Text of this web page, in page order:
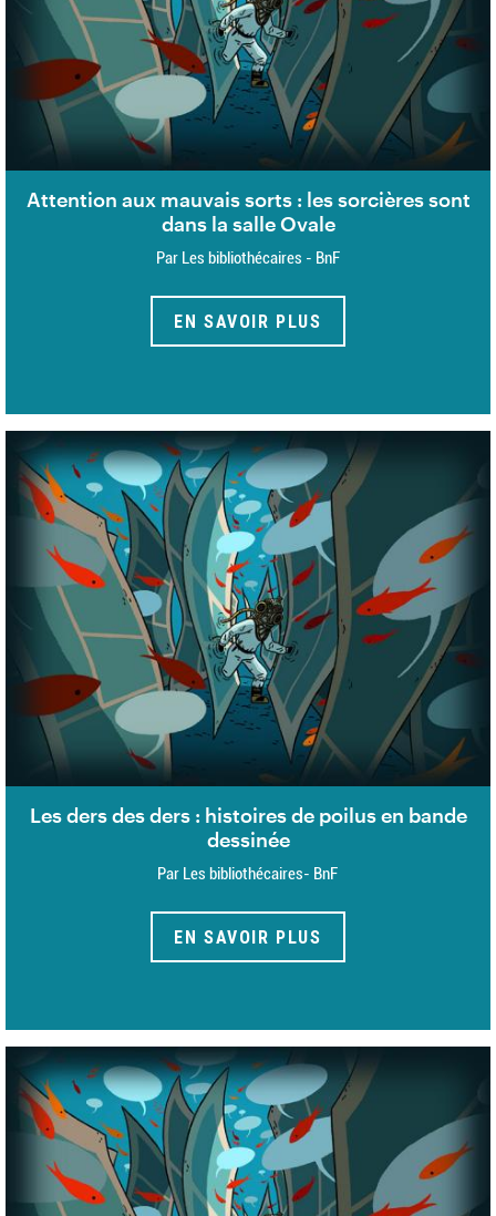
Attention aux mauvais sorts : les sorcières sont
dans la salle Ovale
Par Les bibliothécaires - BnF
EN SAVOIR PLUS
Les ders des ders : histoires de poilus en bande
dessinée
Par Les bibliothécaires- BnF
EN SAVOIR PLUS